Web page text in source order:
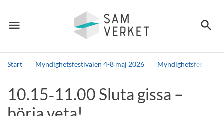
menu
Meny search
Sök
Start Myndighetsfestivalen 4-8 maj 2026
10.15‑11.00 Sluta gissa –